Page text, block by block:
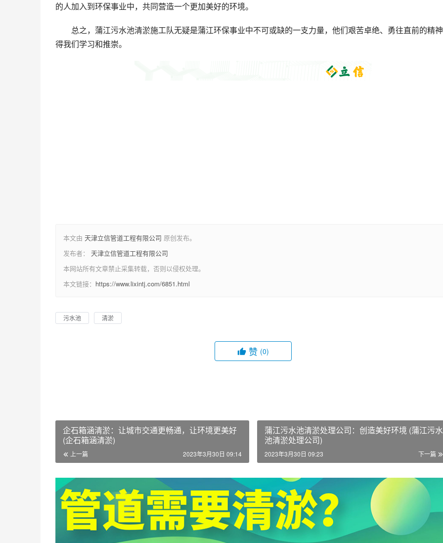
的人加入到环保事业中，共同营造一个更加美好的环境。
总之，蒲江污水池清淤施工队无疑是蒲江环保事业中不可或缺的一支力量，他们艰苦卓绝、勇往直前的精
得我们学习和推崇。
本文由 天津立信管道工程有限公司 原创发布。
发布者： 天津立信管道工程有限公司
本网站所有文章禁止采集转载，否则以侵权处理。
本文链接： https://www.lixintj.com/6851.html
污水池 清淤
赞 (0)
企石箱涵清淤：让城市交通更畅通，让环境更美好
(企石箱涵清淤)
上一篇 2023年3月30日 09:14
蒲江污水池清淤处理公司：创造美好环境 (蒲江污水
池清淤处理公司)
下一篇
2023年3月30日 09:23